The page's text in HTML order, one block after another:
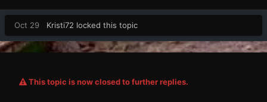
Oct 29 Kristi72 locked this topic
This topic is now closed to further replies.